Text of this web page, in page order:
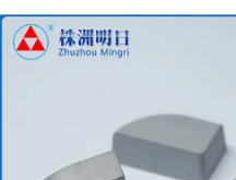
SITEMAP
PRIVACY
POLICY